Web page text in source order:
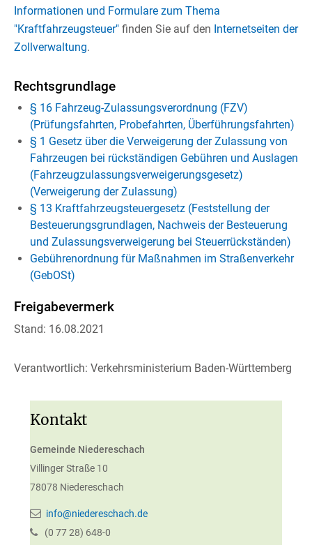
Informationen und Formulare zum Thema
"Kraftfahrzeugsteuer" finden Sie auf den Internetseiten der
Zollverwaltung.
Rechtsgrundlage
§ 16 Fahrzeug-Zulassungsverordnung (FZV)
(Prüfungsfahrten, Probefahrten, Überführungsfahrten)
§ 1 Gesetz über die Verweigerung der Zulassung von
Fahrzeugen bei rückständigen Gebühren und Auslagen
(Fahrzeugzulassungsverweigerungsgesetz)
(Verweigerung der Zulassung)
§ 13 Kraftfahrzeugsteuergesetz (Feststellung der
Besteuerungsgrundlagen, Nachweis der Besteuerung
und Zulassungsverweigerung bei Steuerrückständen)
Gebührenordnung für Maßnahmen im Straßenverkehr
(GebOSt)
Freigabevermerk
Stand: 16.08.2021
Verantwortlich: Verkehrsministerium Baden-Württemberg
Kontakt
Gemeinde Niedereschach
Villinger Straße 10
78078 Niedereschach
info@niedereschach.de
(0 7728) 648-0